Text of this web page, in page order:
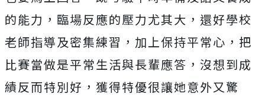
的能力，臨場反應的壓力尤其大，還好學校
老師指導及密集練習，加上保持平常心，把
比賽當做是平常生活與長輩應答，沒想到成
績反而特別好，獲得特優很讓她意外又驚